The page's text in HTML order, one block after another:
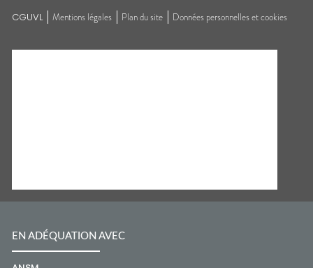
CGUVL Mentions légales Plan du site Données personnelles et cookies
EN ADÉQUATION AVEC